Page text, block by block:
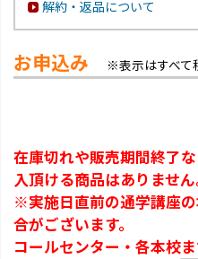
解約・返品について
お申込み ※表示はすべて
在庫切れや販売期間終了
入頂ける商品はありません
※実施日直前の通学講座
合がございます。
コールセンター・各本校